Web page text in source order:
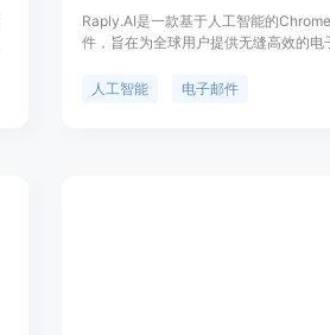
Raply.AI是一款基于人工智能的
件，旨在为全球用户提供无缝高效的电
写、总结和回复电子邮件。Raply.AI注
人工智能 电子邮件